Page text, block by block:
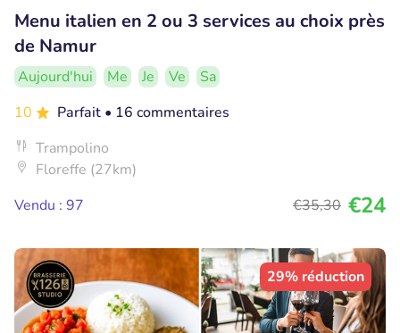
Menu italien en 2 ou 3 services au choix près
de Namur
Aujourd'hui Me Je Ve
Sa
10
Parfait • 16 commentaires
Trampolino
Floreffe (27km)
Vendu : 97
€35,30 €24
29% réduction